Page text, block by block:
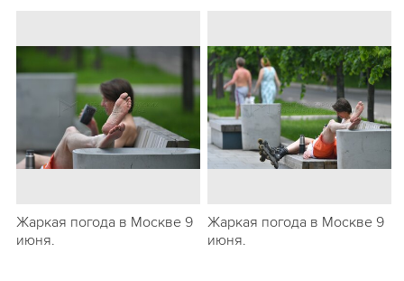
Жаркая погода в Москве 9
июня.
Жаркая погода в Москве 9
июня.